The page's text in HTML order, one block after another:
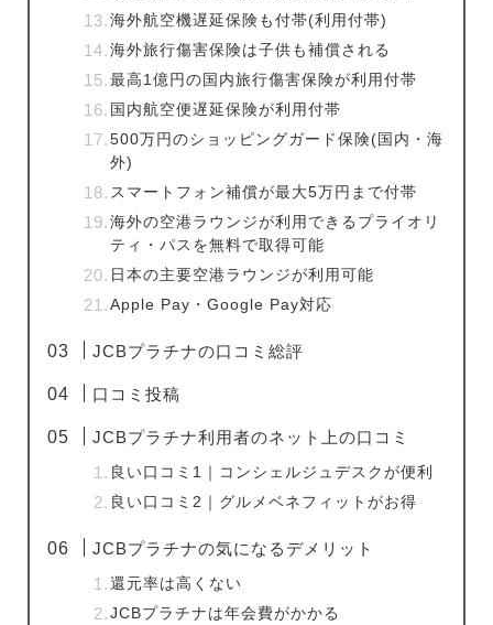
海外航空機遅延保険も付帯(利用付帯)
海外旅行傷害保険は子供も補償される
最高1億円の国内旅行傷害保険が利用付帯
国内航空便遅延保険が利用付帯
500万円のショッピングガード保険(国内・海
外)
スマートフォン補償が最大5万円まで付帯
海外の空港ラウンジが利用できるプライオリ
ティ・パスを無料で取得可能
日本の主要空港ラウンジが利用可能
Apple Pay・Google Pay対応
JCBプラチナの口コミ総評
口コミ投稿
JCBプラチナ利用者のネット上の口コミ
良い口コミ1｜コンシェルジュデスクが便利
良い口コミ2｜グルメベネフィットがお得
JCBプラチナの気になるデメリット
還元率は高くない
JCBプラチナは年会費がかかる